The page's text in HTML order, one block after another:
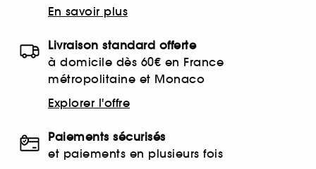
En savoir plus
Livraison standard offerte
à domicile dès 60€ en France
métropolitaine et Monaco
Explorer l'offre
Paiements sécurisés
et paiements en plusieurs fois